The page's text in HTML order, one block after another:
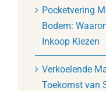
Pocketvering
Bodem:
Inkoop Kiezen
Verkoelende
Toekomst van